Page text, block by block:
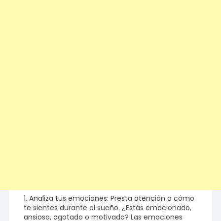
1. Analiza tus emociones: Presta atención a cómo
te sientes durante el sueño. ¿Estás emocionado,
ansioso, agotado o motivado? Las emociones